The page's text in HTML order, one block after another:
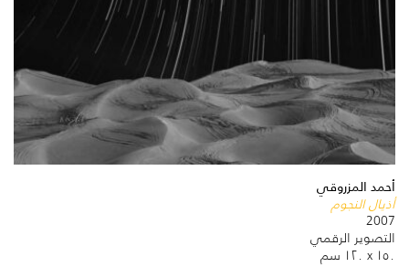
أحمد المزروقي
أذيال النجوم
2007
التصوير الرقمي
١٥٠ x ١٢٠ سم